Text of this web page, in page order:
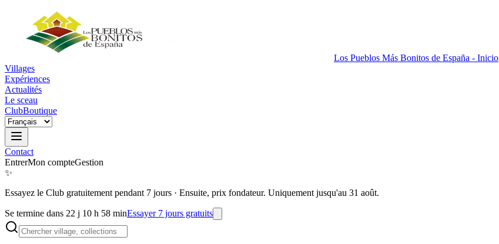
Los Pueblos Más Bonitos de España - Inicio
Villages
Expériences
Actualités
Le sceau
ClubBoutique
Contact
EntrerMon compteGestion
✨
Essayez le Club gratuitement pendant 7 jours · Ensuite, prix fondateur. Uniquement jusqu'au 31 août.
Se termine dans 22 j 10 h 58 minEssayer 7 jours gratuits